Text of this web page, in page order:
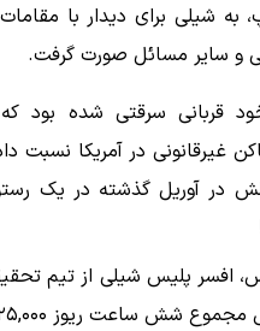
به شیلی برای دیدار با
و سایر مسائل صورت گرفت.
قربانی سرقتی شده بود
غیرقانونی در آمریکا نسبت
در آوریل گذشته در یک
افسر پلیس شیلی از تیم
شش ساعت ریوز ۱۲۵,۰۰۰ دلار است.